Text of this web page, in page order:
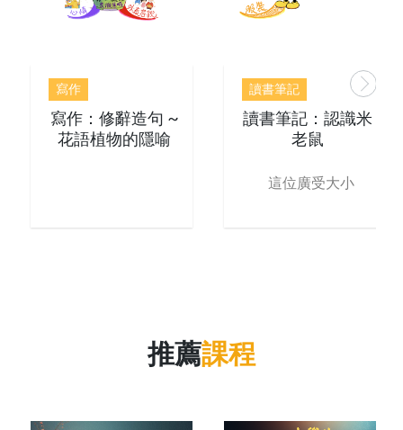
寫作
寫作：修辭造句 ~
花語植物的隱喻
讀書筆記
讀書筆記：認識米
老鼠
這位廣受大小
推薦課程